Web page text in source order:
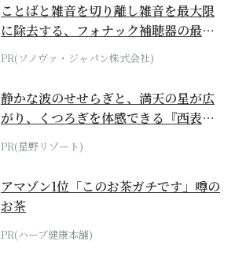
ことばと雑音を切り離し雑音を最大限
に除去する、フォナック補聴器の最上
位モデル
PR(ソノヴァ・ジャパン株式会社)
静かな波のせせらぎと、満天の星が広
がり、くつろぎを体感できる『西表島
ホテル by...
PR(星野リゾート)
アマゾン1位「このお茶ガチです」噂の
お茶
PR(ハーブ健康本舗)